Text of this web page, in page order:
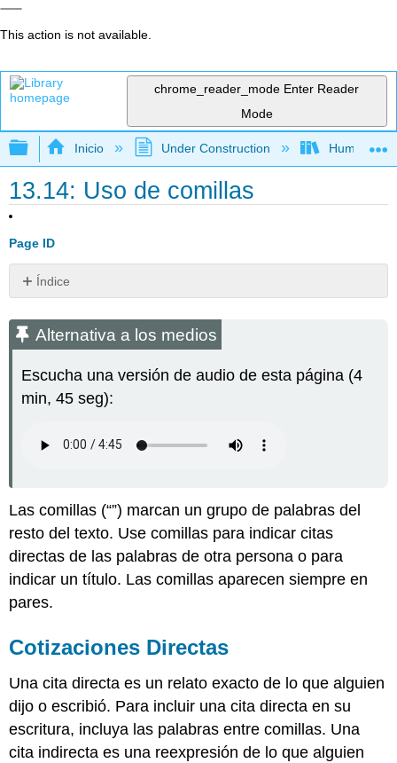
This action is not available.
chrome_reader_mode Enter Reader
Mode
Expandir/contraer jerarquía global
Inicio Under Construction
13.14: Uso de comillas
Page ID
Índice
a
los
Cotizaciones
Directas
Citas
Directas
de
Cotizaciones
Títulos
(\PageIndex{1}\)
Atribuciones
Alternativa a los medios
Escucha una versión de audio de esta página (4
min, 45 seg):
Las comillas (“”) marcan un grupo de palabras del
resto del texto. Use comillas para indicar citas
directas de las palabras de otra persona o para
indicar un título. Las comillas aparecen siempre en
pares.
Cotizaciones Directas
Una cita directa es un relato exacto de lo que alguien
dijo o escribió. Para incluir una cita directa en su
escritura, incluya las palabras entre comillas. Una
cita indirecta es una reexpresión de lo que alguien